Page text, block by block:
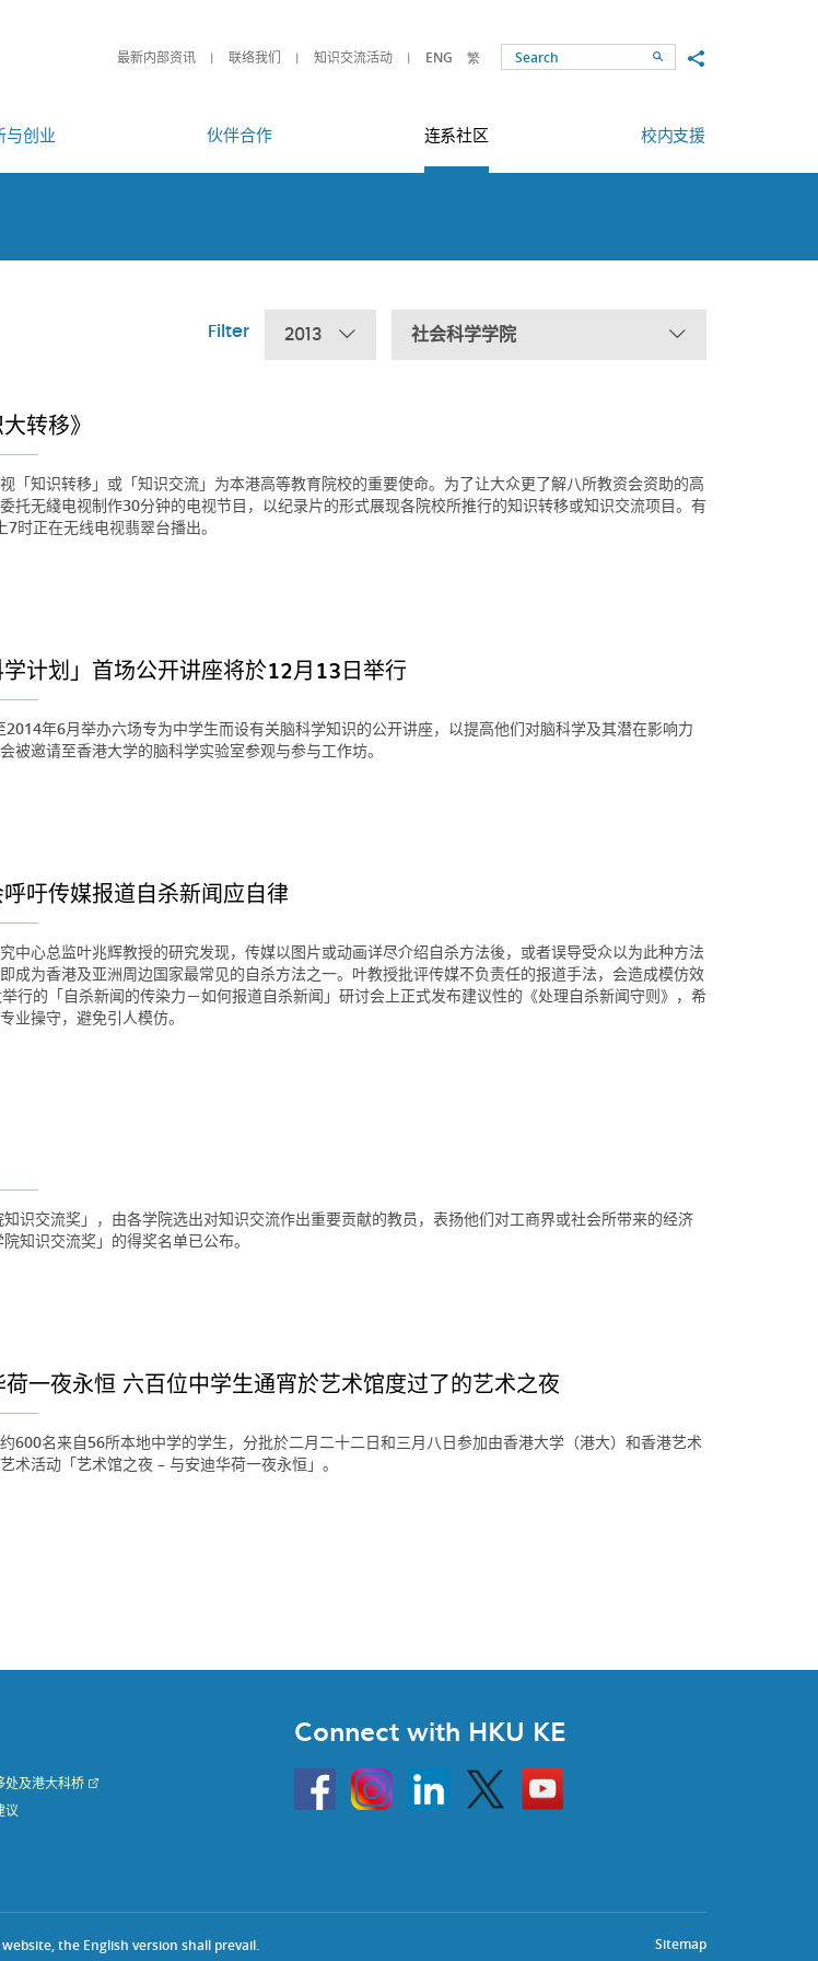
最新内部资讯 联络我们 知识交流活动 ENG 繁 SearchShare to
与创业 伙伴合作 连系社区 校内支援
Filter 2013 社会科学学院
转移》
「知识转移」或「知识交流」为本港高等教育院校的重要使命。为了让大众更了解八所教资会资助的高
托无綫电视制作30分钟的电视节目，以纪录片的形式展现各院校所推行的知识转移或知识交流项目。有
时正在无线电视翡翠台播出。
学计划」首场公开讲座将於12月13日举行
年6月举办六场专为中学生而设有关脑科学知识的公开讲座，以提高他们对脑科学及其潜在影响力
被邀请至香港大学的脑科学实验室参观与参与工作坊。
吁传媒报道自杀新闻应自律
中心总监叶兆辉教授的研究发现，传媒以图片或动画详尽介绍自杀方法後，或者误导受众以为此种方法
成为香港及亚洲周边国家最常见的自杀方法之一。叶教授批评传媒不负责任的报道手法，会造成模仿效
行的「自杀新闻的传染力－如何报道自杀新闻」研讨会上正式发布建议性的《处理自杀新闻守则》，希
业操守，避免引人模仿。
识交流奖」，由各学院选出对知识交流作出重要贡献的教员，表扬他们对工商界或社会所带来的经济
知识交流奖」的得奖名单已公布。
一夜永恒 六百位中学生通宵於艺术馆度过了的艺术之夜
600名来自56所本地中学的学生，分批於二月二十二日和三月八日参加由香港大学（港大）和香港艺术
术活动「艺术馆之夜 – 与安迪华荷一夜永恒」。
处及港大科桥
议
Connect with HKU KE
HKU
InstagramLinkedin Twitter
Go
to
HKU
Sitemap
the English version shall prevail.